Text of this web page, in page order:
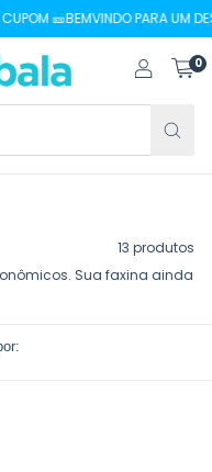
🎫BEMVINDO PARA UM
0
13 produtos
Sua faxina ainda